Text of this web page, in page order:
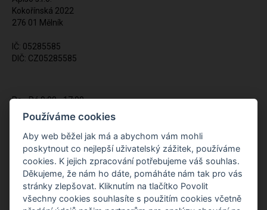
Kokořínská 2022
276 01 Mělník
IČ: 05285585
DIČ: CZ05285585
Po - Pá 9:00 - 17:00
(12:00 - 12:30 pauza)
Napište nám kdykoliv!
info@apiso.cz
Používáme cookies
Aby web běžel jak má a abychom vám mohli
poskytnout co nejlepší uživatelský zážitek, používáme
cookies. K jejich zpracování potřebujeme váš souhlas.
Děkujeme, že nám ho dáte, pomáháte nám tak pro vás
stránky zlepšovat. Kliknutím na tlačítko Povolit
všechny cookies souhlasíte s použitím cookies včetně